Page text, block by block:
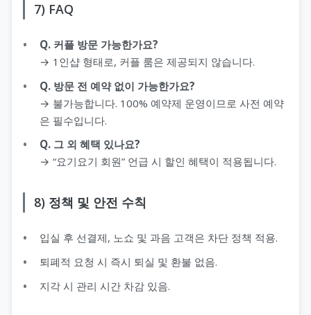
7) FAQ
Q. 커플 방문 가능한가요?
→ 1인샵 형태로, 커플 룸은 제공되지 않습니다.
Q. 방문 전 예약 없이 가능한가요?
→ 불가능합니다. 100% 예약제 운영이므로 사전 예약
은 필수입니다.
Q. 그 외 혜택 있나요?
→ “요기요기 회원” 언급 시 할인 혜택이 적용됩니다.
8) 정책 및 안전 수칙
입실 후 선결제, 노쇼 및 과음 고객은 차단 정책 적용.
퇴폐적 요청 시 즉시 퇴실 및 환불 없음.
지각 시 관리 시간 차감 있음.